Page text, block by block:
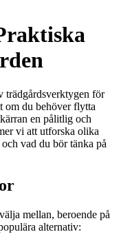
trädgårdsverktygen för
om du behöver flytta
en pålitlig och
vi att utforska olika
vad du bör tänka på
mellan, beroende på
alternativ: